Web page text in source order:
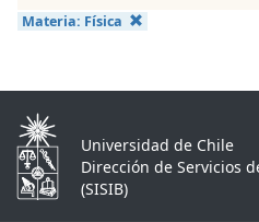
Materia: Física
Universidad de Chile
Dirección de Servicios
(SISIB)